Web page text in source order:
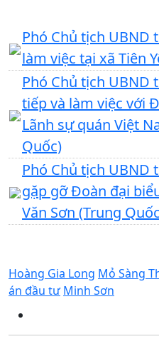
Phó Chủ tịch UBND
làm việc tại xã Tiên
Phó Chủ tịch UBND
tiếp và làm việc với
Lãnh sự quán Việt
Quốc)
Phó Chủ tịch UBND
gặp gỡ Đoàn đại
Văn Sơn (Trung
Hoàng Gia Long Mỏ Sàng
án đầu tư Minh Sơn